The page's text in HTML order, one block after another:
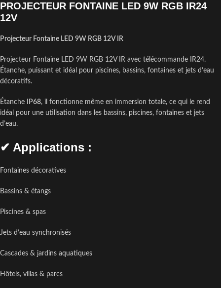
PROJECTEUR FONTAINE LED 9W RGB IR24
12V
Projecteur Fontaine LED 9W RGB 12V IR
Projecteur Fontaine LED 9W RGB 12V IR avec télécommande IR24.
Étanche, puissant et idéal pour piscines, bassins, fontaines et jets d’eau
décoratifs.
Étanche IP68, il fonctionne même en immersion totale, ce qui le rend
idéal pour une utilisation dans les bassins, piscines, fontaines et jets
d’eau.
✔ Applications :
Fontaines décoratives
Bassins & étangs
Piscines & spas
Jets d’eau synchronisés
Cascades & jardins aquatiques
Hôtels, villas & parcs